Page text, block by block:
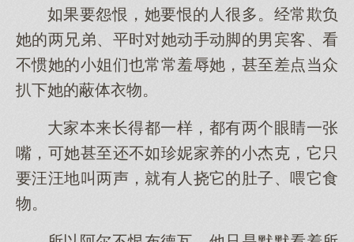
如果要怨恨，她要恨的人很多。经常欺负
她的两兄弟、平时对她动手动脚的男宾客、看
不惯她的小姐们也常常羞辱她，甚至差点当众
扒下她的蔽体衣物。
大家本来长得都一样，都有两个眼睛一张
嘴，可她甚至还不如珍妮家养的小杰克，它只
要汪汪地叫两声，就有人挠它的肚子、喂它食
物。